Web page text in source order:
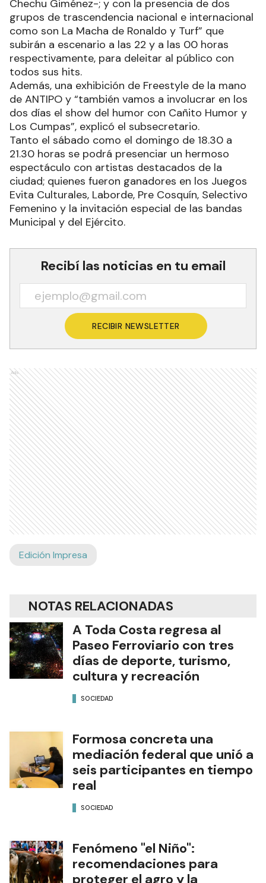
Chechu Giménez-; y con la presencia de dos
grupos de trascendencia nacional e internacional
como son La Macha de Ronaldo y Turf” que
subirán a escenario a las 22 y a las 00 horas
respectivamente, para deleitar al público con
todos sus hits.
Además, una exhibición de Freestyle de la mano
de ANTIPO y “también vamos a involucrar en los
dos días el show del humor con Cañito Humor y
Los Cumpas”, explicó el subsecretario.
Tanto el sábado como el domingo de 18.30 a
21.30 horas se podrá presenciar un hermoso
espectáculo con artistas destacados de la
ciudad; quienes fueron ganadores en los Juegos
Evita Culturales, Laborde, Pre Cosquín, Selectivo
Femenino y la invitación especial de las bandas
Municipal y del Ejército.
Recibí las noticias en tu email
RECIBIR NEWSLETTER
Ads
Edición Impresa
NOTAS RELACIONADAS
A Toda Costa regresa al
Paseo Ferroviario con tres
días de deporte, turismo,
cultura y recreación
SOCIEDAD
Formosa concreta una
mediación federal que unió a
seis participantes en tiempo
real
SOCIEDAD
Fenómeno "el Niño":
recomendaciones para
proteger el agro y la